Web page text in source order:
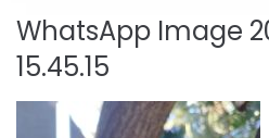
WhatsApp Image
15.45.15